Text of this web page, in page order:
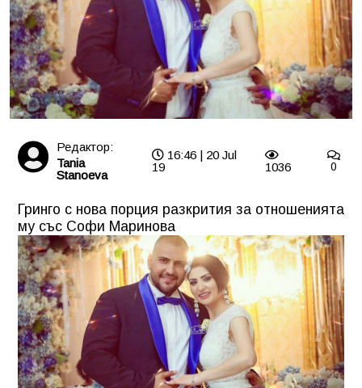
Редактор:
Tania
Stanoeva
16:46 | 20 Jul
19
1036 0
Гринго с нова порция разкрития за отношенията
му със Софи Маринова